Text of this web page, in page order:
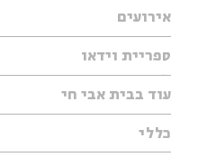
אירועים
עיון
אנגלית
נוער
ספריית וידאו
ילדים
מוזיקה
עיון
מיוחדים
עוד בבית אבי חי
תערוכות
מיוחדים
כללי